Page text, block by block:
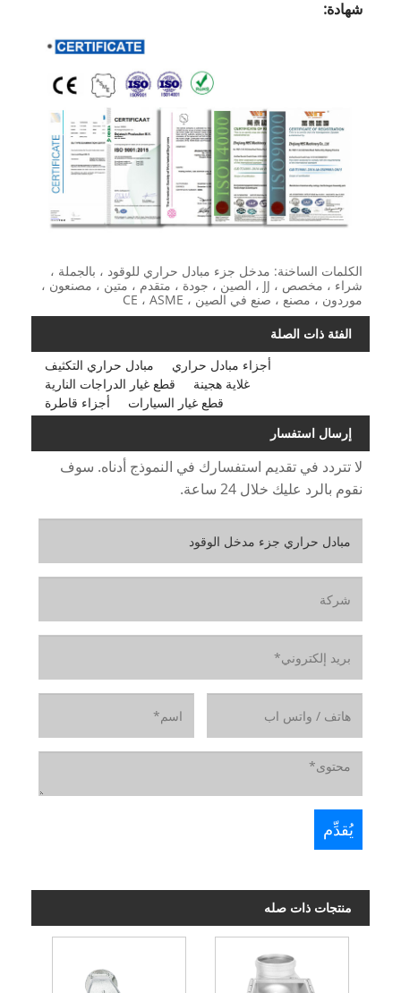
شهادة:
الكلمات الساخنة: مدخل جزء مبادل حراري للوقود ، بالجملة ،
شراء ، مخصص ، JJ ، الصين ، جودة ، متقدم ، متين ، مصنعون ،
موردون ، مصنع ، صنع في الصين ، CE ، ASME
الفئة ذات الصلة
مبادل حراري التكثيف
أجزاء مبادل حراري
قطع غيار الدراجات النارية
غلاية هجينة
أجزاء قاطرة
قطع غيار السيارات
إرسال استفسار
لا تتردد في تقديم استفسارك في النموذج أدناه. سوف
نقوم بالرد عليك خلال 24 ساعة.
منتجات ذات صله